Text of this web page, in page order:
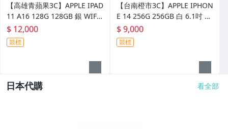
【高雄青蘋果3C】APPLE IPAD
11 A16 128G 128GB 銀 WIFI
僅拆 保固未開通#108330
$ 12,000
競標
【台南橙市3C】APPLE IPHON
E 14 256G 256GB 白 6.1吋 二
手手機 iOS 18.6.2 電池70% #
108356
$ 9,000
競標
日本代購 看全部